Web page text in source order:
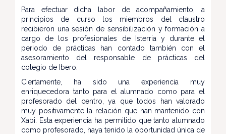
Para efectuar dicha labor de acompañamiento, a
principios de curso los miembros del claustro
recibieron una sesión de sensibilización y formación a
cargo de los profesionales de Isterria y durante el
periodo de prácticas han contado también con el
asesoramiento del responsable de prácticas del
colegio de Ibero.
Ciertamente, ha sido una experiencia muy
enriquecedora tanto para el alumnado como para el
profesorado del centro, ya que todos han valorado
muy positivamente la relación que han mantenido con
Xabi. Esta experiencia ha permitido que tanto alumnado
como profesorado, haya tenido la oportunidad única de